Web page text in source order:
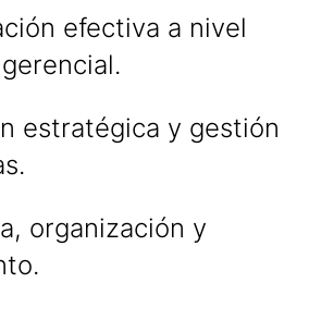
efectiva a nivel
estratégica y gestión
organización y